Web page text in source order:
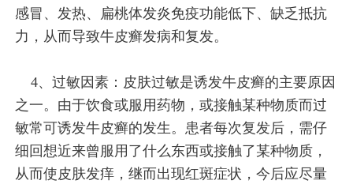
感冒、发热、扁桃体发炎免疫功能低下、缺乏抵抗
力，从而导致牛皮癣发病和复发。
4、过敏因素：皮肤过敏是诱发牛皮癣的主要原因
之一。由于饮食或服用药物，或接触某种物质而过
敏常可诱发牛皮癣的发生。患者每次复发后，需仔
细回想近来曾服用了什么东西或接触了某种物质，
从而使皮肤发痒，继而出现红斑症状，今后应尽量